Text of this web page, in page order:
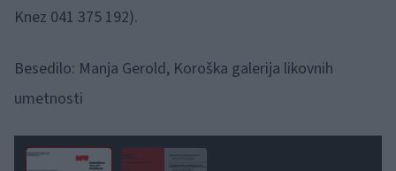
Knez 041 375 192).
Besedilo: Manja Gerold, Koroška galerija likovnih
umetnosti